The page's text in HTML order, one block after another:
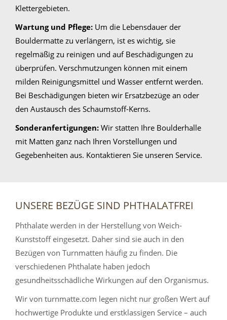
Klettergebieten.
Wartung und Pflege: Um die Lebensdauer der
Bouldermatte zu verlängern, ist es wichtig, sie
regelmäßig zu reinigen und auf Beschädigungen zu
überprüfen. Verschmutzungen können mit einem
milden Reinigungsmittel und Wasser entfernt werden.
Bei Beschädigungen bieten wir Ersatzbezüge an oder
den Austausch des Schaumstoff-Kerns.
Sonderanfertigungen: Wir statten Ihre Boulderhalle
mit Matten ganz nach Ihren Vorstellungen und
Gegebenheiten aus. Kontaktieren Sie unseren Service.
UNSERE BEZÜGE SIND PHTHALATFREI
Phthalate werden in der Herstellung von Weich-
Kunststoff eingesetzt. Daher sind sie auch in den
Bezügen von Turnmatten häufig zu finden. Die
verschiedenen Phthalate haben jedoch
gesundheitsschädliche Wirkungen auf den Organismus.
Wir von turnmatte.com legen nicht nur großen Wert auf
hochwertige Produkte und erstklassigen Service – auch